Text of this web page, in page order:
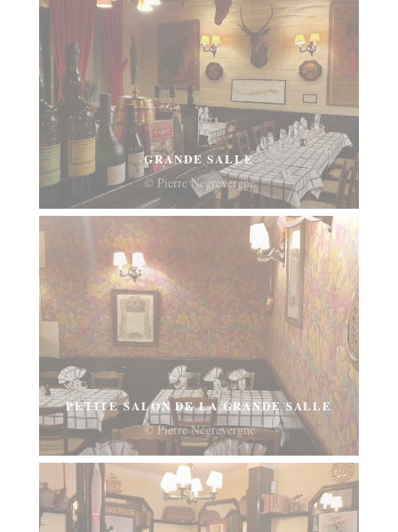
GRANDE SALLE
© Pierre Négrevergne
PETITE SALON DE LA GRANDE SALLE
© Pierre Négrevergne